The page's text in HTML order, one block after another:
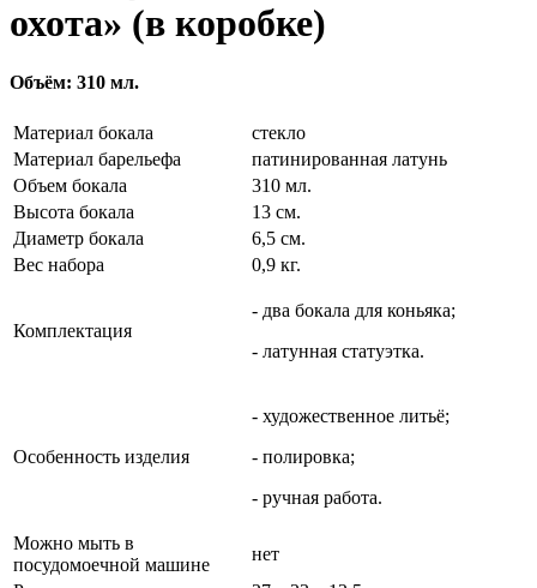
охота» (в коробке)
Объём: 310 мл.
Материал бокала
стекло
Материал барельефа
патинированная латунь
Объем бокала
310 мл.
Высота бокала
13 см.
Диаметр бокала
6,5 см.
Вес набора
0,9 кг.
Комплектация
- два бокала для коньяка;
- латунная статуэтка.
Особенность изделия
- художественное литьё;
- полировка;
- ручная работа.
Можно мыть в
посудомоечной машине
нет